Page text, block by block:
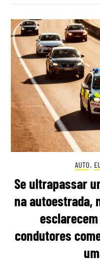
AUTO,
Se ultrapassar
na autoestrada,
condutores